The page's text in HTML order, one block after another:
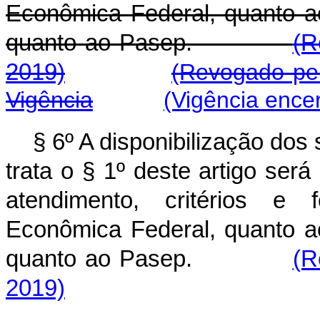
Econômica Federal, quanto
quanto ao Pasep.
2019)
(Revogado
Vigência
(Vigência
§ 6º A disponibilização
trata o § 1º deste artigo
atendimento, critérios e
Econômica Federal, quanto
quanto ao Pasep.
2019)